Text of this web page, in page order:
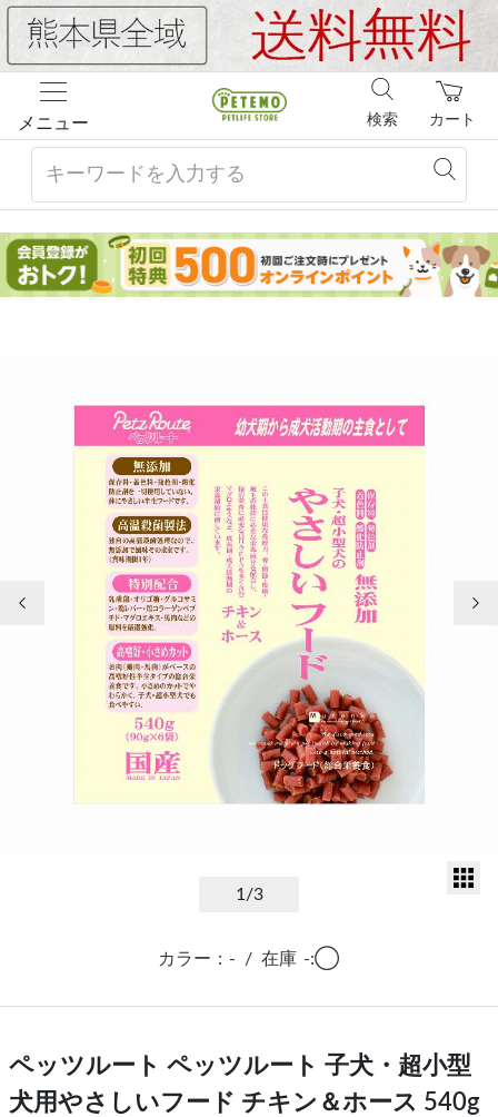
メニュー カート
検索
1/3
カラー：- / 在庫 -:◯
ペッツルート ペッツルート 子犬・超小型
犬用やさしいフード チキン＆ホース 540g